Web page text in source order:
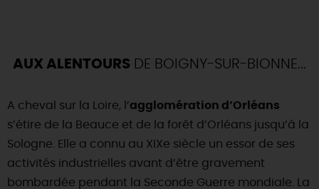
AUX ALENTOURS DE BOIGNY-SUR-BIONNE...
A cheval sur la Loire, l’agglomération d’Orléans
s’étire de la Beauce et de la forêt d’Orléans jusqu’à la
Sologne. Elle a connu au XIXe siècle un essor de ses
activités industrielles avant d’être gravement
bombardée pendant la Seconde Guerre mondiale. La